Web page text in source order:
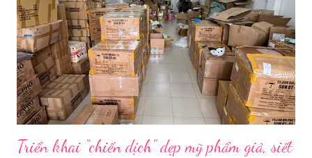
đổi trước cách diễn đạt với ông và mẹ, thậm chí còn bàn xem
dùng từ nào trong phương ngữ Thượng Hải nghe tự nhiên nhất
trên camera. Ông cô nhăn mặt khi nghe giải thích về Thế vận
hội Mùa đông. “Người già như tụi ông không hiểu mấy cái này...
Triển khai “chiến dịch” dẹp mỹ phẩm giả, siết